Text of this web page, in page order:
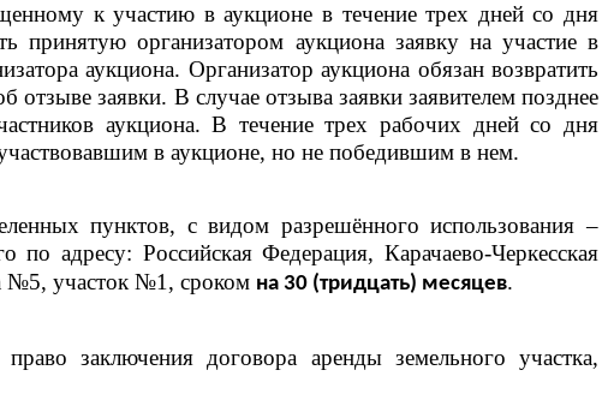
к участию в аукционе в течение трех дней со дня
принятую организатором аукциона заявку на участие в
аукциона. Организатор аукциона обязан возвратить
заявки. В случае отзыва заявки заявителем позднее
аукциона. В течение трех рабочих дней со дня
в аукционе, но не победившим в нем.
пунктов, с видом разрешённого использования –
адресу: Российская Федерация, Карачаево-Черкесская
№5, участок №1, сроком на 30 (тридцать) месяцев.
заключения договора аренды земельного участка,